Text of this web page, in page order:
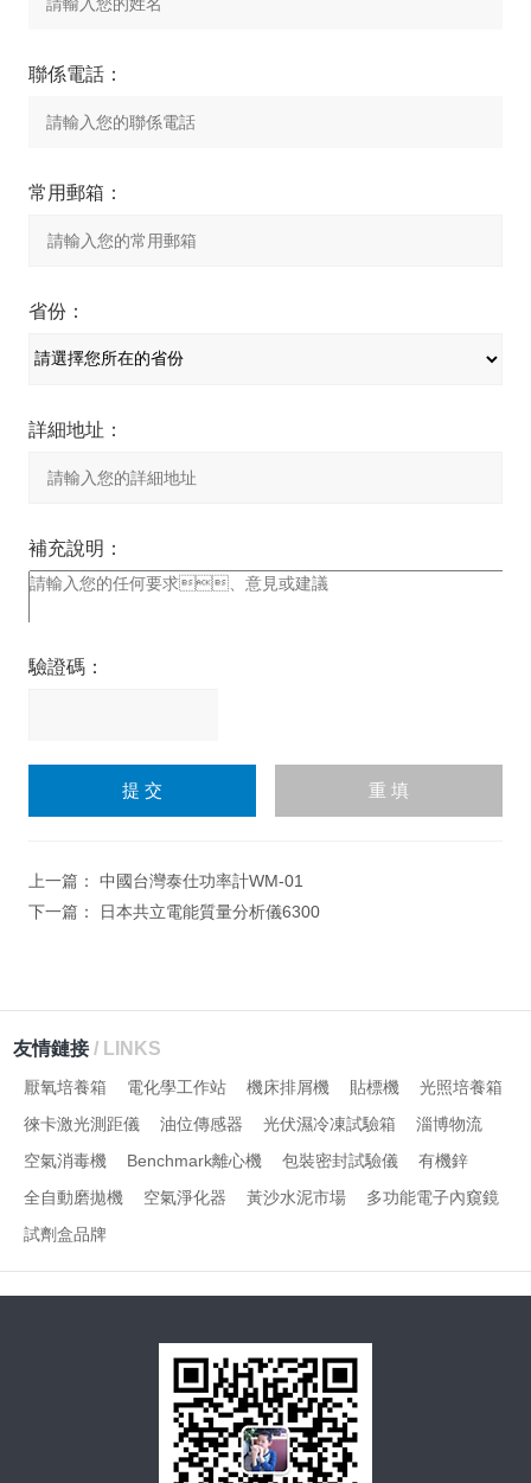
聯係電話：
常用郵箱：
省份：
詳細地址：
補充說明：
驗證碼：
上一篇： 中國台灣泰仕功率計WM-01
下一篇：
日本共立電能質量分析儀6300
友情鏈接/ LINKS
厭氧培養箱 電化學工作站 機床排屑機 貼標機
光照培養箱
徠卡激光測距儀
油位傳感器 光伏濕冷凍試驗箱
淄博物流
空氣消毒機
Benchmark離心機 包裝密封試驗儀
有機鋅
全自動磨拋機
空氣淨化器 黃沙水泥市場
多功能電子內窺鏡
試劑盒品牌